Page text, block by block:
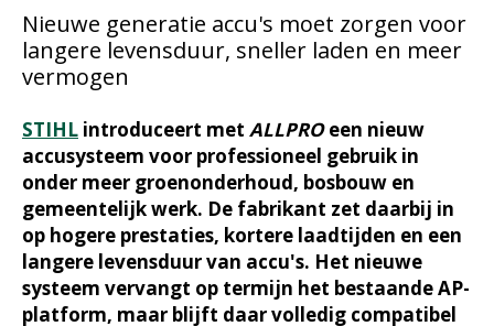
Nieuwe generatie accu's moet zorgen voor
langere levensduur, sneller laden en meer
vermogen
STIHL introduceert met ALLPROeen nieuw
accusysteem voor professioneel gebruik in
onder meer groenonderhoud, bosbouw en
gemeentelijk werk. De fabrikant zet daarbij in
op hogere prestaties, kortere laadtijden en een
langere levensduur van accu's. Het nieuwe
systeem vervangt op termijn het bestaande AP-
platform, maar blijft daar volledig compatibel